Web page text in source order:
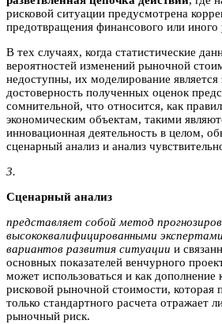
рисковой ситуации предусмотрена
предотвращения финансового или
В тех случаях, когда статистические
вероятностей изменений рыночной
недоступны, их моделирование
достоверность полученных оценок
сомнительной, что относится, как
экономическим объектам, такими
инновационная деятельность в целом,
сценарный анализ и анализ
3.
Сценарный анализ
представляет собой метод
высококвалифицированными
вариантов развития ситуации и
основных показателей венчурного
может использоваться и как дополнение
рисковой рыночной стоимости, которая
только стандартного расчета отражает
рыночный риск.